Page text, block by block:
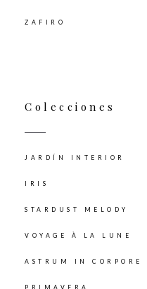
ZAFIRO
Colecciones
JARDÍN INTERIOR
IRIS
STARDUST MELODY
VOYAGE À LA LUNE
ASTRUM IN CORPORE
PRIMAVERA